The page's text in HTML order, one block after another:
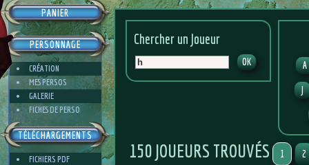
PANIER
PERSONNAGE
CRÉATION
MES PERSOS
GALERIE
FICHES DE PERSO
TÉLÉCHARGEMENTS
FICHIERS PDF
Chercher un Joueur
A
J
150 JOUEURS TROUVÉS 1 2